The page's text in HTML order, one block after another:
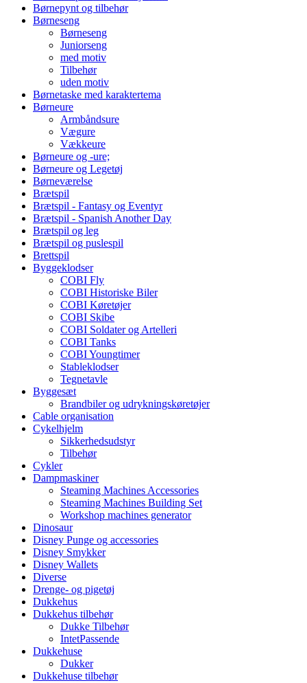
Børnepynt og tilbehør
Børneseng
Børneseng
Juniorseng
med motiv
Tilbehør
uden motiv
Børnetaske med karaktertema
Børneure
Armbåndsure
Vægure
Vækkeure
Børneure og -ure;
Børneure og Legetøj
Børneværelse
Brætspil
Brætspil - Fantasy og Eventyr
Brætspil - Spanish Another Day
Brætspil og leg
Brætspil og puslespil
Brettspil
Byggeklodser
COBI Fly
COBI Historiske Biler
COBI Køretøjer
COBI Skibe
COBI Soldater og Artelleri
COBI Tanks
COBI Youngtimer
Stableklodser
Tegnetavle
Byggesæt
Brandbiler og udrykningskøretøjer
Cable organisation
Cykelhjelm
Sikkerhedsudstyr
Tilbehør
Cykler
Dampmaskiner
Steaming Machines Accessories
Steaming Machines Building Set
Workshop machines generator
Dinosaur
Disney Punge og accessories
Disney Smykker
Disney Wallets
Diverse
Drenge- og pigetøj
Dukkehus
Dukkehus tilbehør
Dukke Tilbehør
IntetPassende
Dukkehuse
Dukker
Dukkehuse tilbehør